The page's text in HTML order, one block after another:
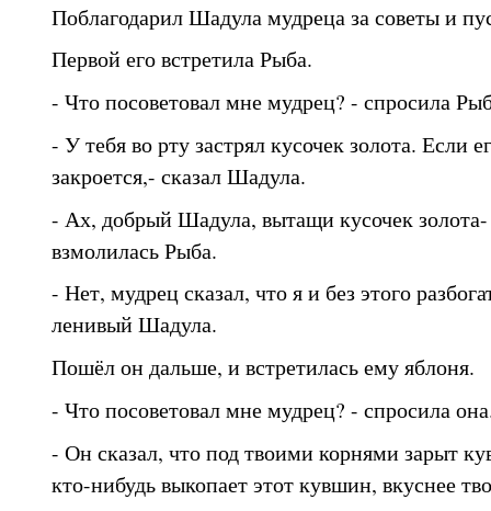
Поблагодарил Шадула мудреца за советы и
Первой его встретила Рыба.
- Что посоветовал мне мудрец? - спросила
- У тебя во рту застрял кусочек золота. Если
закроется,- сказал Шадула.
- Ах, добрый Шадула, вытащи кусочек золота-
взмолилась Рыба.
- Нет, мудрец сказал, что я и без этого
ленивый Шадула.
Пошёл он дальше, и встретилась ему яблоня.
- Что посоветовал мне мудрец? - спросила
- Он сказал, что под твоими корнями зарыт
кто-нибудь выкопает этот кувшин, вкуснее